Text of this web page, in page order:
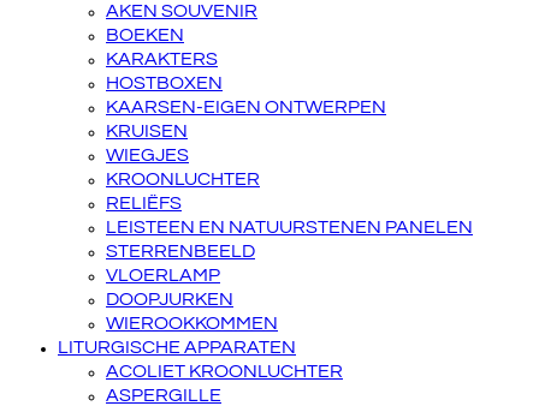
AKEN SOUVENIR
BOEKEN
KARAKTERS
HOSTBOXEN
KAARSEN-EIGEN ONTWERPEN
KRUISEN
WIEGJES
KROONLUCHTER
RELIËFS
LEISTEEN EN NATUURSTENEN PANELEN
STERRENBEELD
VLOERLAMP
DOOPJURKEN
WIEROOKKOMMEN
LITURGISCHE APPARATEN
ACOLIET KROONLUCHTER
ASPERGILLE